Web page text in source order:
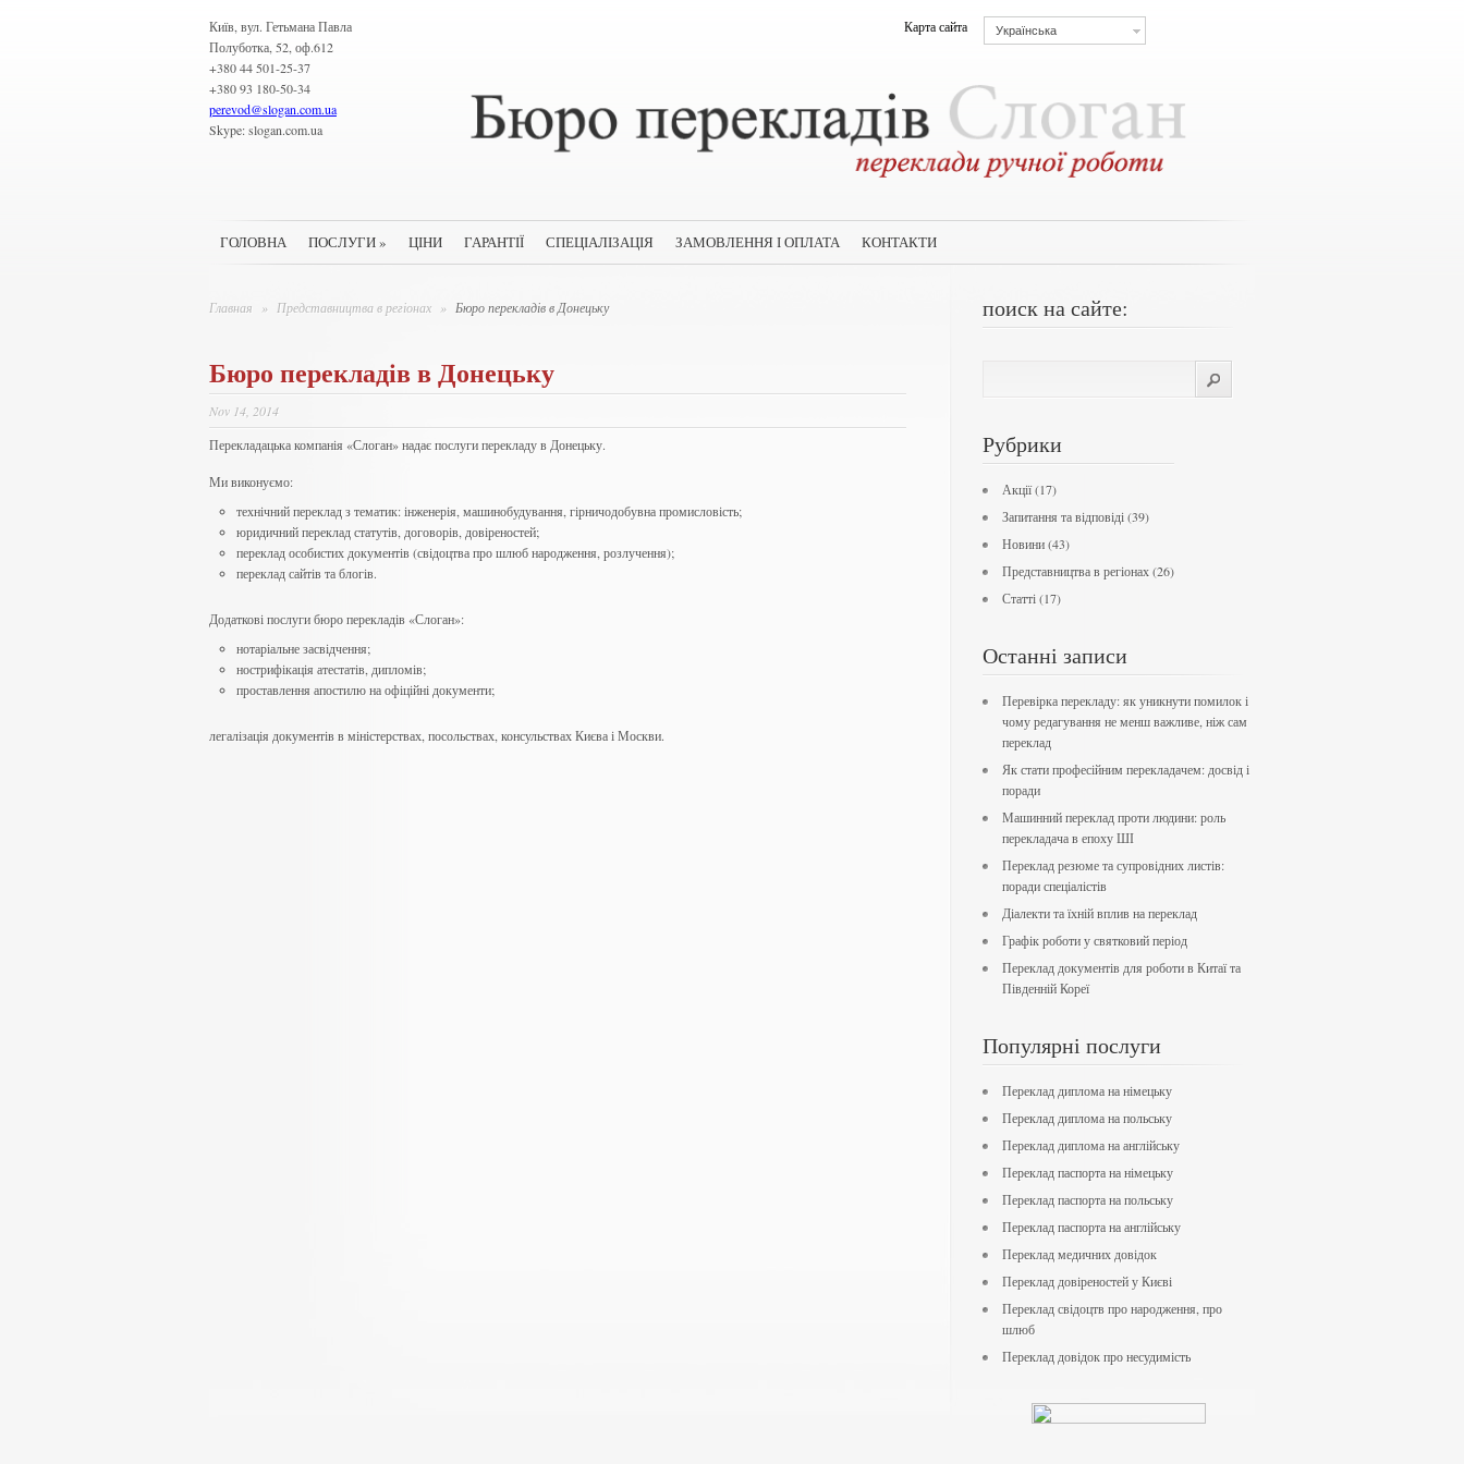
Українська
Карта сайта
Київ, вул. Гетьмана Павла
Полуботка, 52, оф.612
+380 44 501-25-37
+380 93 180-50-34
perevod@slogan.com.ua
Skype: slogan.com.ua
ГОЛОВНА ПОСЛУГИ» ЦІНИ ГАРАНТІЇ СПЕЦІАЛІЗАЦІЯ ЗАМОВЛЕННЯ І ОПЛАТА КОНТАКТИ
Главная » Представництва в регіонах » Бюро перекладів в Донецьку
Бюро перекладів в Донецьку
Nov 14, 2014
Перекладацька компанія «Слоган» надає послуги перекладу в Донецьку.
Ми виконуємо:
технічний переклад з тематик: інженерія, машинобудування, гірничодобувна промисловість;
юридичний переклад статутів, договорів, довіреностей;
переклад особистих документів (свідоцтва про шлюб народження, розлучення);
переклад сайтів та блогів.
Додаткові послуги бюро перекладів «Слоган»:
нотаріальне засвідчення;
нострифікація атестатів, дипломів;
проставлення апостилю на офіційні документи;
легалізація документів в міністерствах, посольствах, консульствах Києва і Москви.
поиск на сайте:
Рубрики
Акції(17)
Запитання та відповіді(39)
Новини(43)
Представництва в регіонах(26)
Статті(17)
Останні записи
Перевірка перекладу: як уникнути помилок і
чому редагування не менш важливе, ніж сам
переклад
Як стати професійним перекладачем: досвід і
поради
Машинний переклад проти людини: роль
перекладача в епоху ШІ
Переклад резюме та супровідних листів:
поради спеціалістів
Діалекти та їхній вплив на переклад
Графік роботи у святковий період
Переклад документів для роботи в Китаї та
Південній Кореї
Популярні послуги
Переклад диплома на німецьку
Переклад диплома на польську
Переклад диплома на англійську
Переклад паспорта на німецьку
Переклад паспорта на польську
Переклад паспорта на англійську
Переклад медичних довідок
Переклад довіреностей у Києві
Переклад свідоцтв про народження, про
шлюб
Переклад довідок про несудимість